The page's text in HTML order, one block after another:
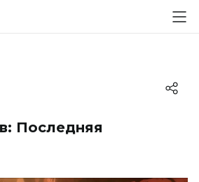
Последняя